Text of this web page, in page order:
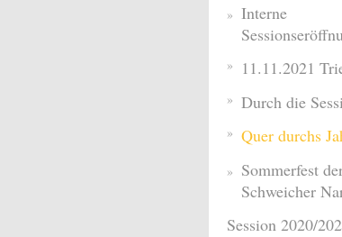
Interne
11.11.2021
Durch die
Quer durchs
Sommerfest
Schweicher
Session 2020/